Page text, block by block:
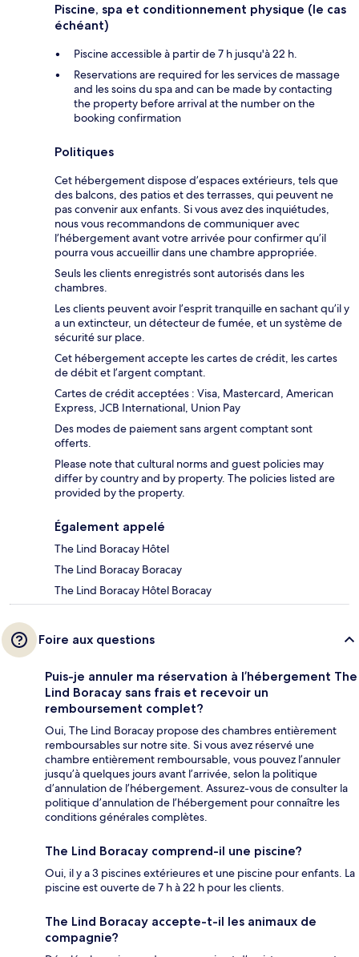
Piscine, spa et conditionnement physique (le cas
échéant)
Piscine accessible à partir de 7 h jusqu'à 22 h.
Reservations are required for les services de massage
and les soins du spa and can be made by contacting
the property before arrival at the number on the
booking confirmation
Politiques
Cet hébergement dispose d’espaces extérieurs, tels que
des balcons, des patios et des terrasses, qui peuvent ne
pas convenir aux enfants. Si vous avez des inquiétudes,
nous vous recommandons de communiquer avec
l’hébergement avant votre arrivée pour confirmer qu’il
pourra vous accueillir dans une chambre appropriée.
Seuls les clients enregistrés sont autorisés dans les
chambres.
Les clients peuvent avoir l’esprit tranquille en sachant qu’il y
a un extincteur, un détecteur de fumée, et un système de
sécurité sur place.
Cet hébergement accepte les cartes de crédit, les cartes
de débit et l’argent comptant.
Cartes de crédit acceptées : Visa, Mastercard, American
Express, JCB International, Union Pay
Des modes de paiement sans argent comptant sont
offerts.
Please note that cultural norms and guest policies may
differ by country and by property. The policies listed are
provided by the property.
Également appelé
The Lind Boracay Hôtel
The Lind Boracay Boracay
The Lind Boracay Hôtel Boracay
Foire aux questions
Puis-je annuler ma réservation à l’hébergement The
Lind Boracay sans frais et recevoir un
remboursement complet?
Oui, The Lind Boracay propose des chambres entièrement
remboursables sur notre site. Si vous avez réservé une
chambre entièrement remboursable, vous pouvez l’annuler
jusqu’à quelques jours avant l’arrivée, selon la politique
d’annulation de l’hébergement. Assurez-vous de consulter la
politique d’annulation de l’hébergement pour connaître les
conditions générales complètes.
The Lind Boracay comprend-il une piscine?
Oui, il y a 3 piscines extérieures et une piscine pour enfants. La
piscine est ouverte de 7 h à 22 h pour les clients.
The Lind Boracay accepte-t-il les animaux de
compagnie?